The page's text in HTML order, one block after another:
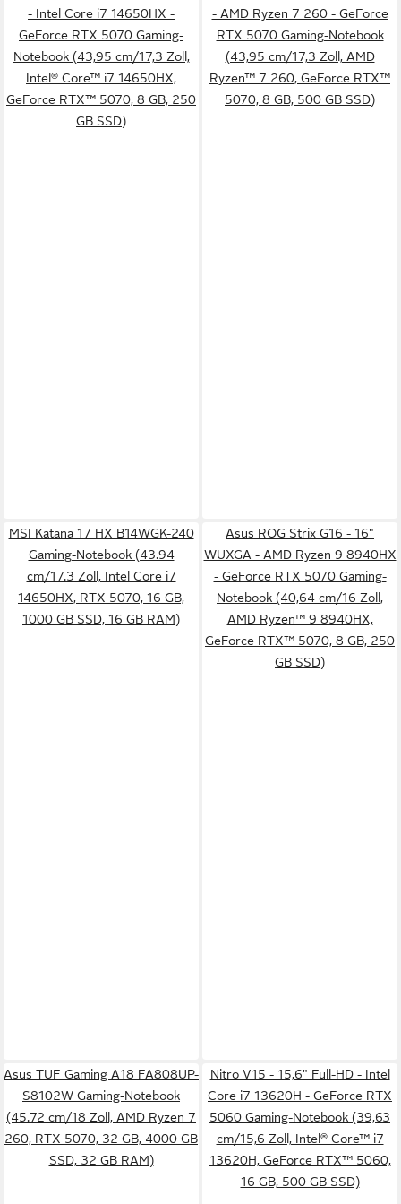
- Intel Core i7 14650HX -
GeForce RTX 5070 Gaming-
Notebook (43,95 cm/17,3 Zoll,
Intel® Core™ i7 14650HX,
GeForce RTX™ 5070, 8 GB, 250
GB SSD)
- AMD Ryzen 7 260 - GeForce
RTX 5070 Gaming-Notebook
(43,95 cm/17,3 Zoll, AMD
Ryzen™ 7 260, GeForce RTX™
5070, 8 GB, 500 GB SSD)
MSI Katana 17 HX B14WGK-240
Gaming-Notebook (43.94
cm/17.3 Zoll, Intel Core i7
14650HX, RTX 5070, 16 GB,
1000 GB SSD, 16 GB RAM)
Asus ROG Strix G16 - 16"
WUXGA - AMD Ryzen 9 8940HX
- GeForce RTX 5070 Gaming-
Notebook (40,64 cm/16 Zoll,
AMD Ryzen™ 9 8940HX,
GeForce RTX™ 5070, 8 GB, 250
GB SSD)
Asus TUF Gaming A18 FA808UP-
S8102W Gaming-Notebook
(45.72 cm/18 Zoll, AMD Ryzen 7
260, RTX 5070, 32 GB, 4000 GB
SSD, 32 GB RAM)
Nitro V15 - 15,6" Full-HD - Intel
Core i7 13620H - GeForce RTX
5060 Gaming-Notebook (39,63
cm/15,6 Zoll, Intel® Core™ i7
13620H, GeForce RTX™ 5060,
16 GB, 500 GB SSD)